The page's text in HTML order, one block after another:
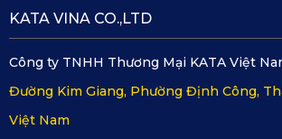
KATA VINA CO.,LTD
Công ty TNHH Thương Mại KATA Việt
Đường Kim Giang, Phường Định Công,
Việt Nam